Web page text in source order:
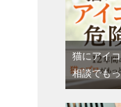
猫にアイ
相談でも